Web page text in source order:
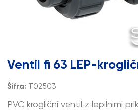
Ventil fi 63 LEP-
Šifra: T02503
PVC kroglični ventil z lepilnimi